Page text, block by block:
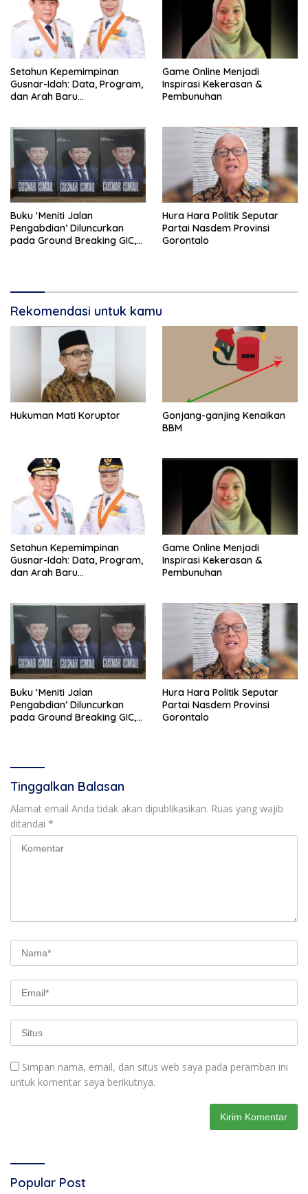
Setahun Kepemimpinan
Gusnar-Idah: Data, Program,
dan Arah Baru
Game Online Menjadi
Inspirasi Kekerasan &
Pembunuhan
Buku ‘Meniti Jalan
Pengabdian’ Diluncurkan
pada Ground Breaking GIC,
Hura Hara Politik Seputar
Partai Nasdem Provinsi
Gorontalo
Rekomendasi untuk kamu
Hukuman Mati Koruptor
Gonjang-ganjing Kenaikan
BBM
Setahun Kepemimpinan
Gusnar-Idah: Data, Program,
dan Arah Baru
Game Online Menjadi
Inspirasi Kekerasan &
Pembunuhan
Buku ‘Meniti Jalan
Pengabdian’ Diluncurkan
pada Ground Breaking GIC,
Hura Hara Politik Seputar
Partai Nasdem Provinsi
Gorontalo
Tinggalkan Balasan
Alamat email Anda tidak akan dipublikasikan. Ruas yang wajib
ditandai *
Simpan nama, email, dan situs web saya pada peramban ini
untuk komentar saya berikutnya.
Popular Post